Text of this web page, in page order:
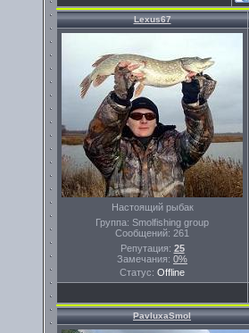
Lexus67
Настоящий рыбак
Группа: Smolfishing group
Сообщений: 261
Репутация: 25
Замечания: 0%
Статус: Offline
PavluxaSmol